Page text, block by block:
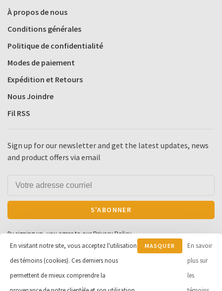
À propos de nous
Conditions générales
Politique de confidentialité
Modes de paiement
Expédition et Retours
Nous Joindre
Fil RSS
Sign up for our newsletter and get the latest updates, news
and product offers via email
S'ABONNER
By signing up, you agree to our Privacy Policy.
© Copyright 2026 Cycle et Sports
En visitant notre site, vous acceptez l'utilisation
des témoins (cookies). Ces derniers nous
permettent de mieux comprendre la
MASQUER
En savoir
plus sur
les